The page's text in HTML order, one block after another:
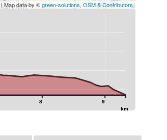
| Map data by ©green-solutions, OSM & Contributors
8 9
km